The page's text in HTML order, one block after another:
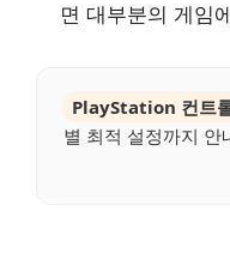
면 대부분의 게임
PlayStation 컨트
별 최적 설정까지 안